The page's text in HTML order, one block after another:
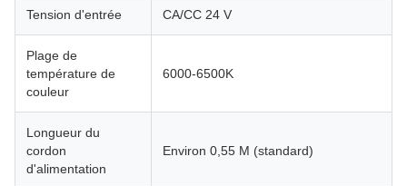
Tension d'entrée CA/CC 24 V
Plage de
température de
couleur
6000-6500K
Longueur du
cordon
d'alimentation
Environ 0,55 M (standard)